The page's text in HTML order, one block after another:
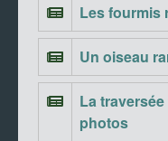
Les fourmis
Un oiseau
La
photos